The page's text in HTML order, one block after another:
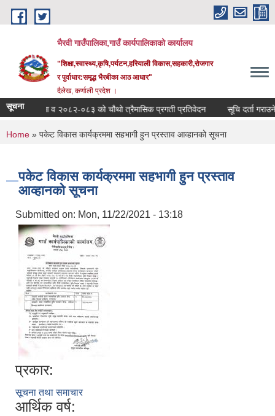
Skip to main content
भैरवी गाउँपालिका,गाउँ कार्यपालिकाको कार्यालय
"शिक्षा,स्वास्थ्य,कृषि,पर्यटन,हरियाली विकास,सहकारी,रोजगार
र पुर्वाधार:समृद्ध भैरबीका आठ आधार"
दैलेख, कर्णाली प्रदेश ।
सूचना आ व २०८२-०८३ को चौथो त्रैमासिक प्रगती प्रतिवेदन सूचि दर्ता गराउने
You are here
Home » पकेट विकास कार्यक्रममा सहभागी हुन प्रस्ताव आव्हानको सूचना
पकेट विकास कार्यक्रममा सहभागी हुन प्रस्ताव
आव्हानको सूचना
Submitted on: Mon, 11/22/2021 - 13:18
प्रकार:
सूचना तथा समाचार
आर्थिक वर्ष: